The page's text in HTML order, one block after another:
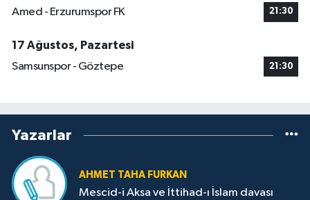
Amed - Erzurumspor FK 21:30
17 Ağustos, Pazartesi
Samsunspor - Göztepe
21:30
Yazarlar
AHMET TAHA FURKAN
Mescid-i Aksa ve İttihad-ı İslam davası